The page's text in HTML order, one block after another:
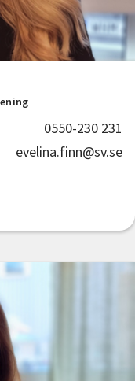
0550-230 231
evelina.finn@sv.se